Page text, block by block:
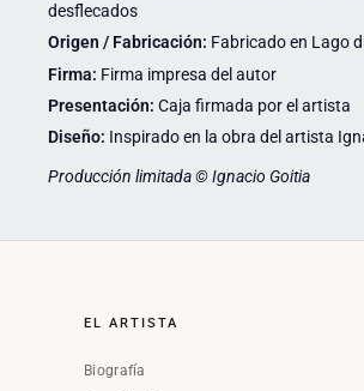
desflecados
Origen / Fabricación: Fabricado en Lago
Firma: Firma impresa del autor
Presentación: Caja firmada por el artista
Diseño: Inspirado en la obra del artista
Producción limitada © Ignacio Goitia
EL ARTISTA
Biografía